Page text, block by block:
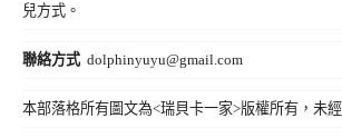
兒方式。
聯絡方式 dolphinyuyu@gmail.com
本部落格所有圖文為<瑞貝卡一家>版權所有，未